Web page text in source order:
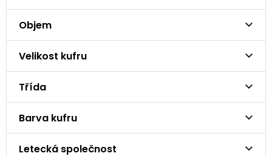
Objem
Velikost kufru
Třída
Barva kufru
Letecká společnost